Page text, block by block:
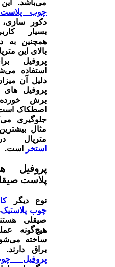
می‌باشد.
چوب پلاست
دکور سازی،
بسیار
همچنین به
بالای این
پروفیل
استفاده
دلیل آن
پروفیل
برش
اصطکاک
جلوگیری
مثال
متریال
استخر
است.
پروفیل
پلاست
نوع دیگر
چوب پلاستیک
صیقلی
هیچ‌گونه
ساخته
براق
پروفیل